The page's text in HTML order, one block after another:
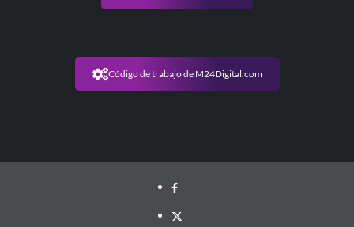
Código de trabajo de M24Digital.com